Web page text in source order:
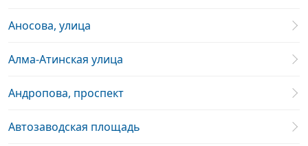
Аносова, улица
Алма-Атинская улица
Андропова, проспект
Автозаводская площадь